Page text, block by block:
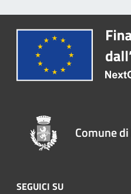
Comune
SEGUICI SU